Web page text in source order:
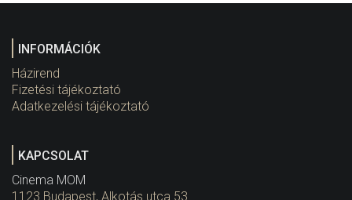
INFORMÁCIÓK
Házirend
Fizetési tájékoztató
Adatkezelési tájékoztató
KAPCSOLAT
Cinema MOM
1123 Budapest, Alkotás utca 53.